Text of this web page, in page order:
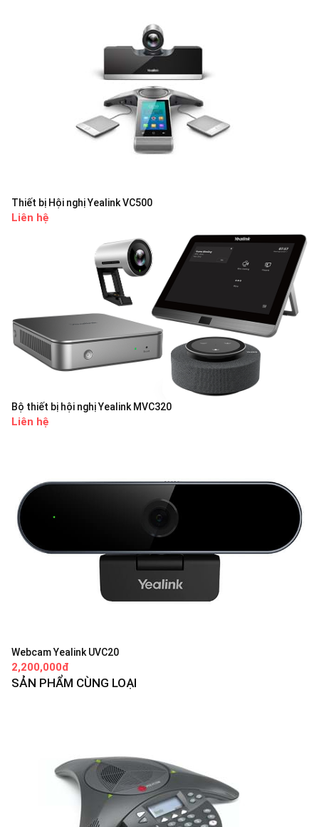
Thiết bị Hội nghị Yealink VC500
Liên hệ
Bộ thiết bị hội nghị Yealink MVC320
Liên hệ
Webcam Yealink UVC20
2,200,000đ
SẢN PHẨM CÙNG LOẠI